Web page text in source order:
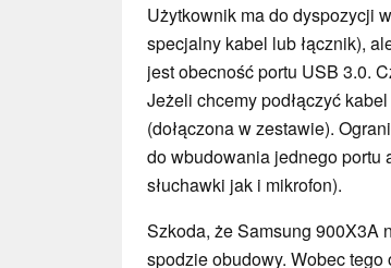
Użytkownik ma do dyspozycji
specjalny kabel lub łącznik),
jest obecność portu USB 3.0.
Jeżeli chcemy podłączyć
(dołączona w zestawie).
do wbudowania jednego portu
słuchawki jak i mikrofon).
Szkoda, że Samsung 900X3A
spodzie obudowy. Wobec